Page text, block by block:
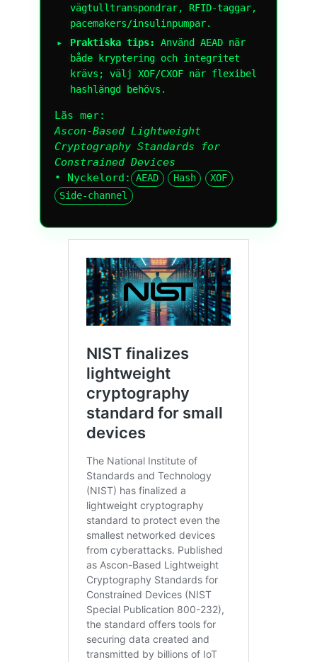
vägtulltranspondrar, RFID-taggar,
pacemakers/insulinpumpar.
Praktiska tips:
Använd AEAD när
både kryptering och integritet
krävs; välj XOF/CXOF när flexibel
hashlängd behövs.
Läs mer:
Ascon-Based Lightweight
Cryptography Standards for
Constrained Devices
• Nyckelord:
AEAD Hash
XOF
Side-channel